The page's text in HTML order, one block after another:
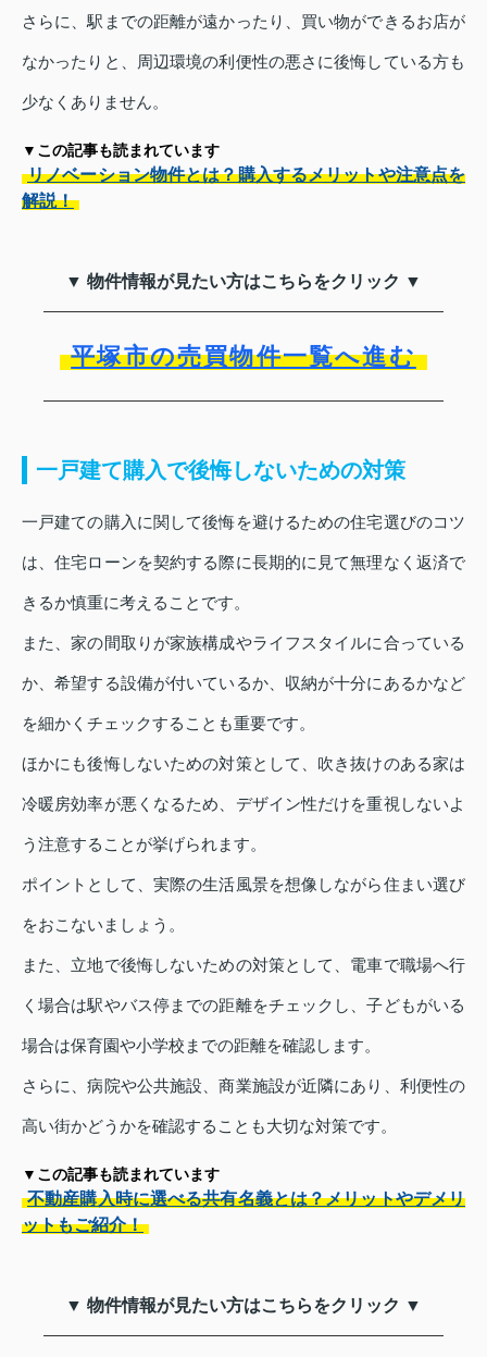
さらに、駅までの距離が遠かったり、買い物ができるお店が
なかったりと、周辺環境の利便性の悪さに後悔している方も
少なくありません。
▼この記事も読まれています
リノベーション物件とは？購入するメリットや注意点を
解説！
▼ 物件情報が見たい方はこちらをクリック ▼
平塚市の売買物件一覧へ進む
一戸建て購入で後悔しないための対策
一戸建ての購入に関して後悔を避けるための住宅選びのコツ
は、住宅ローンを契約する際に長期的に見て無理なく返済で
きるか慎重に考えることです。
また、家の間取りが家族構成やライフスタイルに合っている
か、希望する設備が付いているか、収納が十分にあるかなど
を細かくチェックすることも重要です。
ほかにも後悔しないための対策として、吹き抜けのある家は
冷暖房効率が悪くなるため、デザイン性だけを重視しないよ
う注意することが挙げられます。
ポイントとして、実際の生活風景を想像しながら住まい選び
をおこないましょう。
また、立地で後悔しないための対策として、電車で職場へ行
く場合は駅やバス停までの距離をチェックし、子どもがいる
場合は保育園や小学校までの距離を確認します。
さらに、病院や公共施設、商業施設が近隣にあり、利便性の
高い街かどうかを確認することも大切な対策です。
▼この記事も読まれています
不動産購入時に選べる共有名義とは？メリットやデメリ
ットもご紹介！
▼ 物件情報が見たい方はこちらをクリック ▼